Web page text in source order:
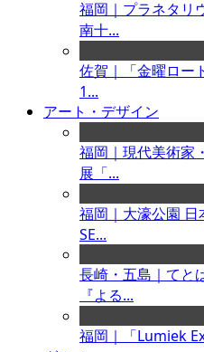
福岡｜プラネタリ
南十...
佐賀｜「金曜ロー
1...
アート・デザイン
福岡｜現代美術家
展「...
福岡｜大濠公園
SE...
長崎・五島｜てと
『よる...
福岡｜「Lumiek